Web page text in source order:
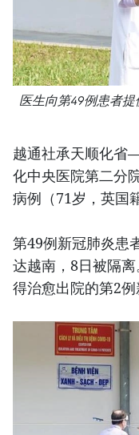
医生向第49例患者
越通社承天顺化省
化中央医院第二分
病例（71岁，英国
第49例新冠肺炎患
达越南，8日被隔
得治愈出院的第2例